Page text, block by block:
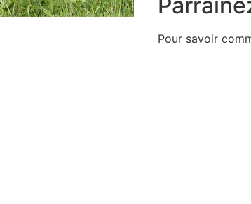
Pour savoir